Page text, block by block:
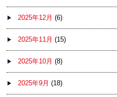
2025年12月 (6)
2025年11月 (15)
2025年10月 (8)
2025年9月 (18)